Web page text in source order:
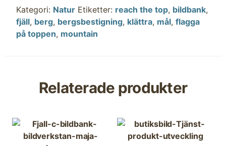
Kategori: Natur Etiketter: reach the top, bildbank,
fjäll, berg, bergsbestigning, klättra, mål, flagga
på toppen, mountain
Relaterade produkter